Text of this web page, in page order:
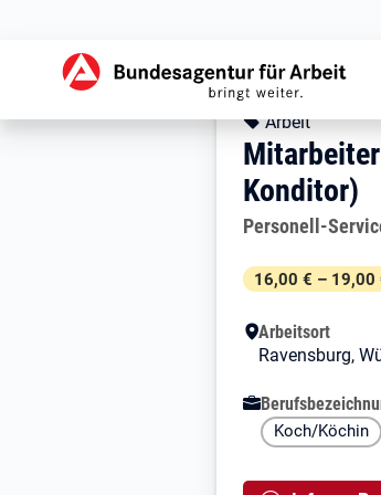
Mitarbeiter
Kopfbereich
Angebotsart:
Arbeit
Konditor)
Arbeitgeber:
Personell-
Besondere
16,00 € – 19,00
Arbeitsort
Ravensburg,
Koch/Köchin